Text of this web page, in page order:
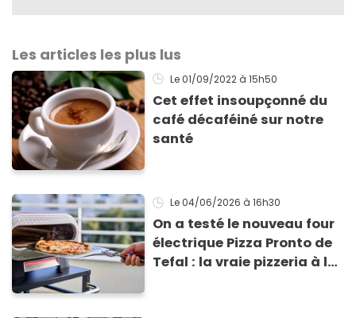
Les articles les plus lus
Le 01/09/2022 à 15h50
Cet effet insoupçonné du
café décaféiné sur notre
santé
Le 04/06/2026 à 16h30
On a testé le nouveau four
électrique Pizza Pronto de
Tefal : la vraie pizzeria à la